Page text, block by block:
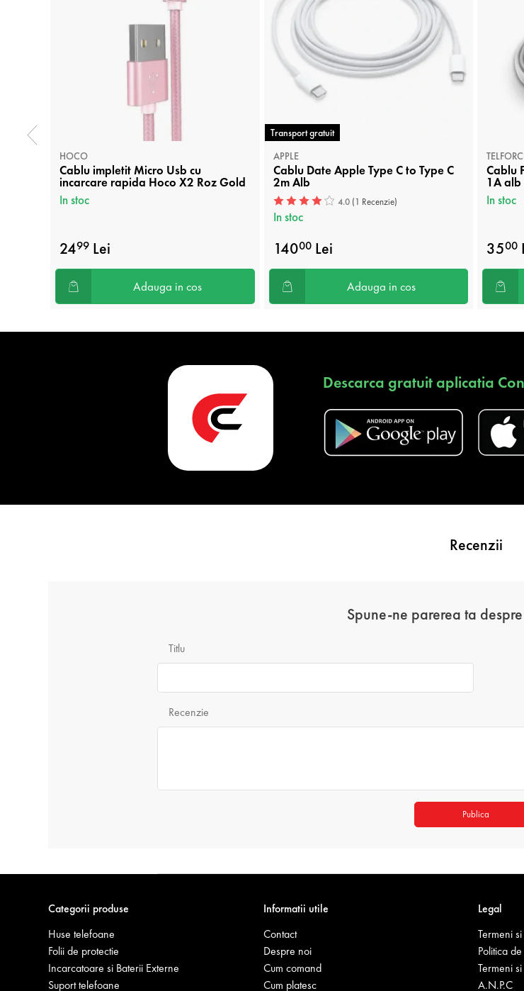
HOCO
Cablu impletit Micro Usb cu
incarcare rapida Hoco X2 Roz Gold
In stoc
2499 Lei
Adauga in cos
Transport gratuit
APPLE
Cablu Date Apple Type C to Type C
2m Alb
4.0 (1 Recenzie)
In stoc
14000Lei
Adauga in cos
Cablu
1A
In stoc
3500
Descarca gratuit aplicatia
Recenzii
Spune-ne parerea ta
Titlu
Recenzie
Publica
Categorii produse
Huse telefoane
Folii de protectie
Incarcatoare si Baterii Externe
Suport telefoane
Informatii utile
Contact
Despre noi
Cum comand
Cum platesc
Legal
Termeni
Politica
Termeni
A.N.P.C